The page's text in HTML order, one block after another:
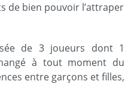
de bien pouvoir l’attraper
de 3 joueurs dont 1
à tout moment du
entre garçons et filles,